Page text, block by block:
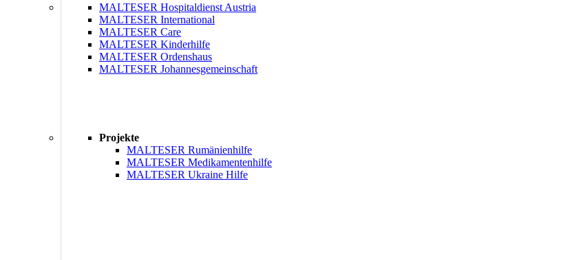
MALTESER Hospitaldienst Austria
MALTESER International
MALTESER Care
MALTESER Kinderhilfe
MALTESER Ordenshaus
MALTESER Johannesgemeinschaft
Projekte
MALTESER Rumänienhilfe
MALTESER Medikamentenhilfe
MALTESER Ukraine Hilfe